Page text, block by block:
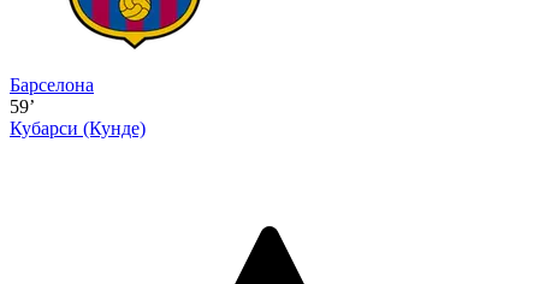
Барселона
59’
Кубарси (Кунде)